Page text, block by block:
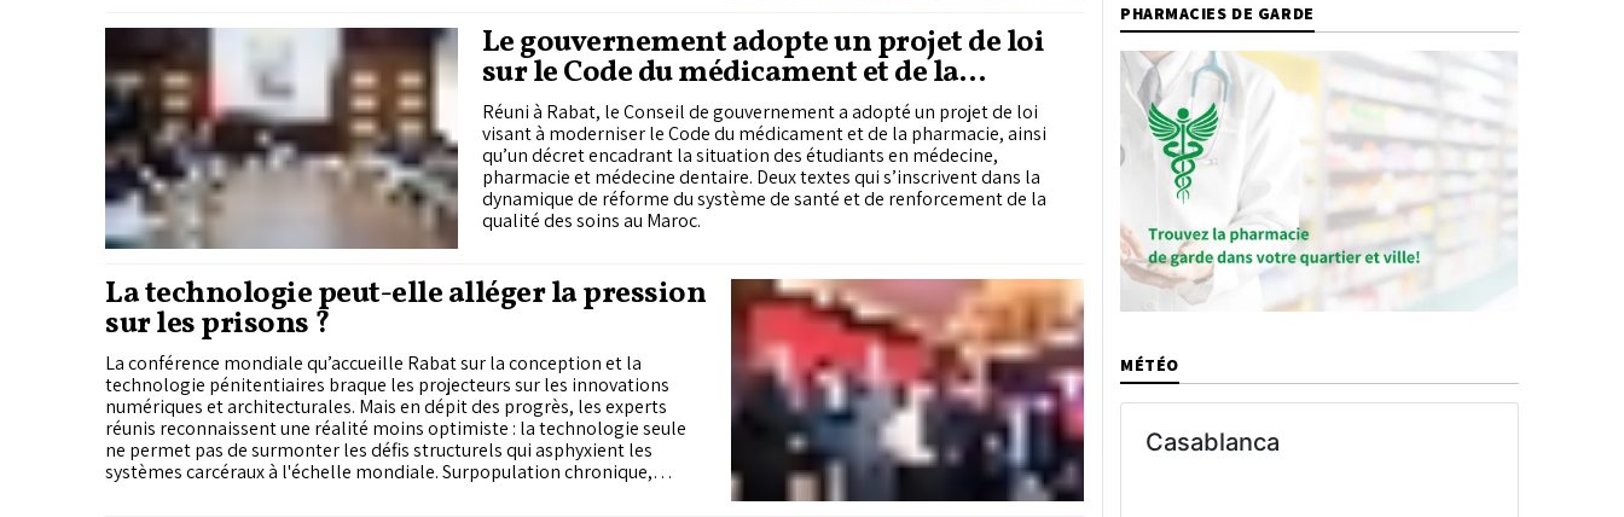
la réponse nationale face à une criminalité en constante évolution.Le gouvernement adopte un projet de loi
sur le Code du médicament et de la
pharmacie
Réuni à Rabat, le Conseil de gouvernement a adopté un projet de loi
visant à moderniser le Code du médicament et de la pharmacie, ainsi
qu’un décret encadrant la situation des étudiants en médecine,
pharmacie et médecine dentaire. Deux textes qui s’inscrivent dans la
dynamique de réforme du système de santé et de renforcement de la
qualité des soins au Maroc.
La technologie peut-elle alléger la pression
sur les prisons ?
La conférence mondiale qu’accueille Rabat sur la conception et la
technologie pénitentiaires braque les projecteurs sur les innovations
numériques et architecturales. Mais en dépit des progrès, les experts
réunis reconnaissent une réalité moins optimiste : la technologie seule
ne permet pas de surmonter les défis structurels qui asphyxient les
systèmes carcéraux à l'échelle mondiale. Surpopulation chronique,
PHARMACIES DE GARDE
MÉTÉO
Casablanca